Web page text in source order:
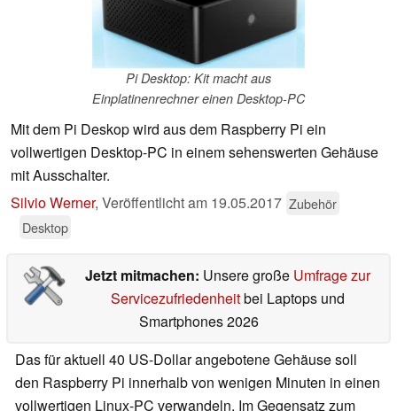
Pi Desktop: Kit macht aus
Einplatinenrechner einen Desktop-PC
Mit dem Pi Deskop wird aus dem Raspberry Pi ein
vollwertigen Desktop-PC in einem sehenswerten Gehäuse
mit Ausschalter.
Silvio Werner, Veröffentlicht am 19.05.2017 Zubehör
Desktop
Jetzt mitmachen: Unsere große Umfrage zur
Servicezufriedenheitbei Laptops und
Smartphones 2026
Das für aktuell 40 US-Dollar angebotene Gehäuse soll
den Raspberry Pi innerhalb von wenigen Minuten in einen
vollwertigen Linux-PC verwandeln. Im Gegensatz zum